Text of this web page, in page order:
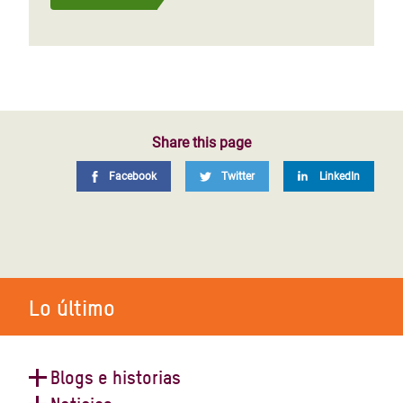
Share this page
Facebook Twitter LinkedIn
Lo último
Blogs e historias